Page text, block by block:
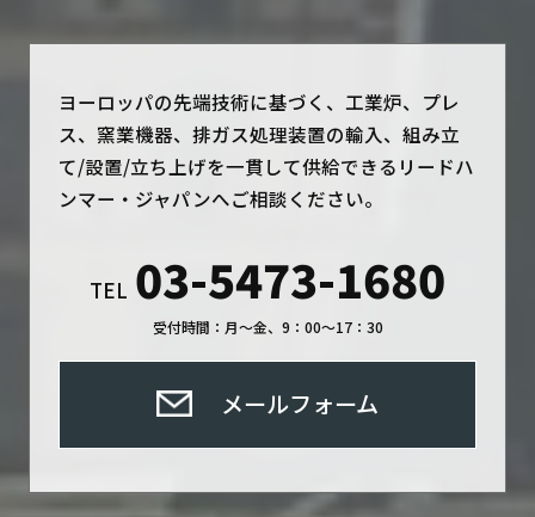
ヨーロッパの先端技術に基づく、工業炉、プレ
ス、窯業機器、排ガス処理装置の輸入、組み立
て/設置/立ち上げを一貫して供給できるリードハ
ンマー・ジャパンへご相談ください。
TEL 03-5473-1680
受付時間：月～金、9：00～17：30
メールフォーム